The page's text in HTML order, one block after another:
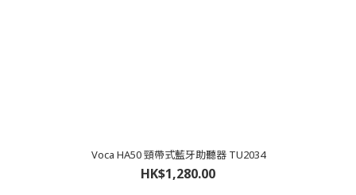
Voca HA50 頸帶式藍牙助聽器 TU2034
HK$1,280.00